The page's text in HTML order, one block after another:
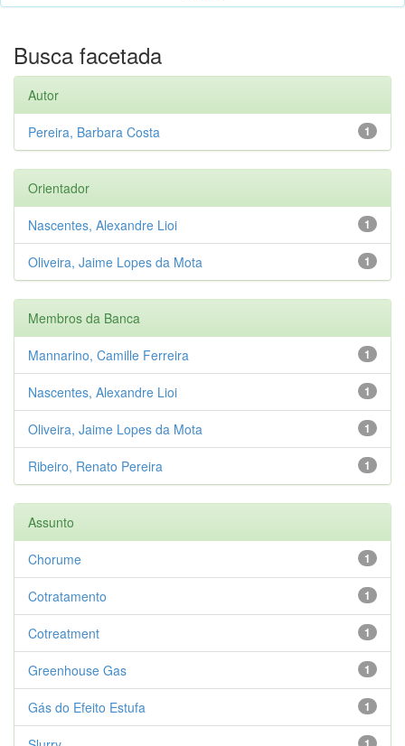
Busca facetada
Autor
1
Pereira, Barbara Costa
Orientador
1
Nascentes, Alexandre Lioi
1
Oliveira, Jaime Lopes da Mota
Membros da Banca
1
Mannarino, Camille Ferreira
1
Nascentes, Alexandre Lioi
1
Oliveira, Jaime Lopes da Mota
1
Ribeiro, Renato Pereira
Assunto
1
Chorume
1
Cotratamento
1
Cotreatment
1
Greenhouse Gas
1
Gás do Efeito Estufa